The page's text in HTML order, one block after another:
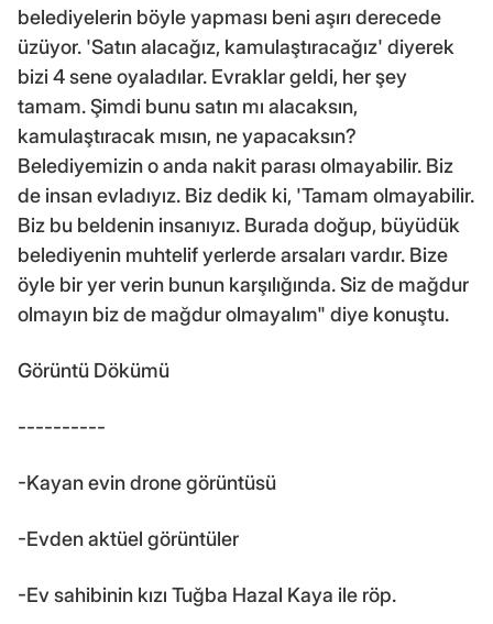
belediyelerin böyle yapması beni aşırı derecede
üzüyor. 'Satın alacağız, kamulaştıracağız' diyerek
bizi 4 sene oyaladılar. Evraklar geldi, her şey
tamam. Şimdi bunu satın mı alacaksın,
kamulaştıracak mısın, ne yapacaksın?
Belediyemizin o anda nakit parası olmayabilir. Biz
de insan evladıyız. Biz dedik ki, 'Tamam olmayabilir.
Biz bu beldenin insanıyız. Burada doğup, büyüdük
belediyenin muhtelif yerlerde arsaları vardır. Bize
öyle bir yer verin bunun karşılığında. Siz de mağdur
olmayın biz de mağdur olmayalım" diye konuştu.
Görüntü Dökümü
----------
-Kayan evin drone görüntüsü
-Evden aktüel görüntüler
-Ev sahibinin kızı Tuğba Hazal Kaya ile röp.